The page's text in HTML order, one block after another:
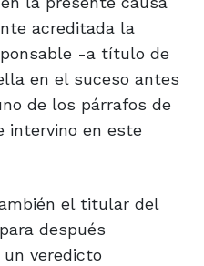
acreditada la
-a título de
en el suceso antes
de los párrafos de
intervino en este
el titular del
después
veredicto